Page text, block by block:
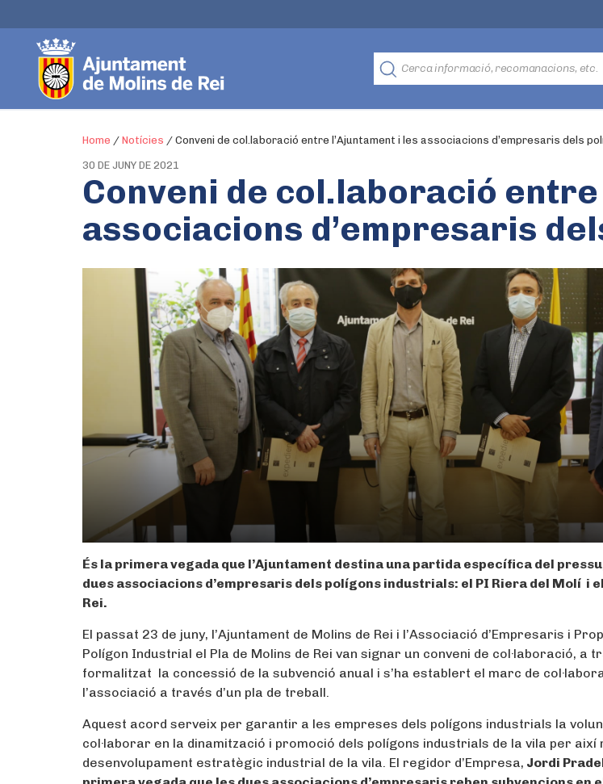
Home / Notícies / Conveni de col.laboració entre l’Ajuntament i les associacions d’empresaris dels
30 DE JUNY DE 2021
Conveni de col.laboració entre
associacions d’empresaris
És la primera vegada que l’Ajuntament destina una partida específica del
dues associacions d’empresaris dels polígons industrials: el PI Riera del Molí i
Rei.
El passat 23 de juny, l’Ajuntament de Molins de Rei i l’Associació d’Empresaris i
Polígon Industrial el Pla de Molins de Rei van signar un conveni de col·laboració, a
formalitzat la concessió de la subvenció anual i s’ha establert el marc de
l’associació a través d’un pla de treball.
Aquest acord serveix per garantir a les empreses dels polígons industrials la
col·laborar en la dinamització i promoció dels polígons industrials de la vila per així
desenvolupament estratègic industrial de la vila. El regidor d’Empresa, Jordi